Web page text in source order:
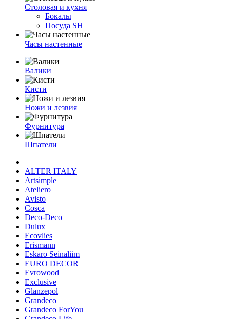
Столовая и кухня
Бокалы
Посуда SH
Часы настенные
Валики
Кисти
Ножи и лезвия
Фурнитура
Шпатели
ALTER ITALY
Artsimple
Ateliero
Avisto
Cosca
Deco-Deco
Dulux
Ecovlies
Erismann
Eskaro Seinaliim
EURO DECOR
Evrowood
Exclusive
Glanzepol
Grandeco
Grandeco ForYou